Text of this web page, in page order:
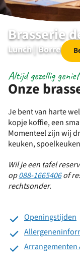
Brasserie
Lunch | Borrelen |
Onze
Altijd gezellig
Je bent van harte
kopje koffie, een
Momenteel zijn wij
keuken,
Wil je een tafel
op088-1665406of
rechtsonder.
Openingstijden
Arrangementen